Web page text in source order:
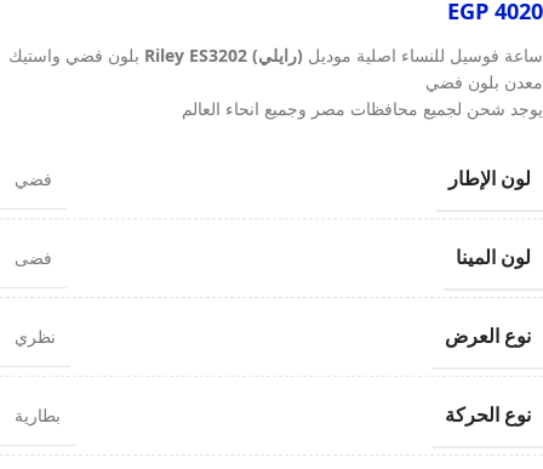
EGP 4020
ساعة فوسيل للنساء اصلية موديل (رايلي) Riley ES3202
بلون فضي واستيك
معدن بلون فضي
يوجد شحن لجميع محافظات مصر وجميع انحاء العالم
لون الإطار فضي
لون المينا فضى
نوع العرض نظري
نوع الحركة بطارية